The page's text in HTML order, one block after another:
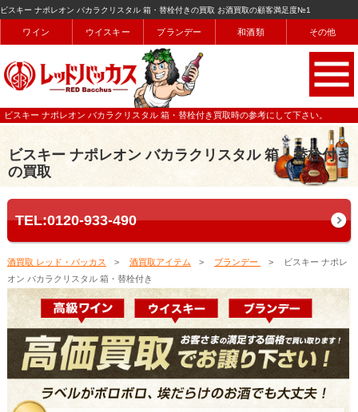
ビスキー ナポレオン バカラクリスタル 箱・替栓付きの買取 お酒買取の顧客満足度№1
ワイン ウイスキー ブランデー 和酒類 その他
ビスキー ナポレオン バカラクリスタル 箱・替栓付き買取時の参考にして下さい。
ビスキー ナポレオン バカラクリスタル 箱・替栓付き
の買取
TEL:0120-933-490
酒買取 レッド・バッカス 酒買取アイテム ブランデー
ビスキー ナポレ
オン バカラクリスタル 箱・替栓付き